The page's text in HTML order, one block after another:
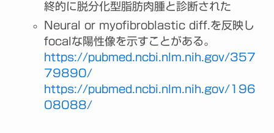
終的に脱分化型脂肪肉腫と診断された
Neural or myofibroblastic diff.を反映し
focalな陽性像を示すことがある。
https://pubmed.ncbi.nlm.nih.gov/357
79890/
https://pubmed.ncbi.nlm.nih.gov/196
08088/